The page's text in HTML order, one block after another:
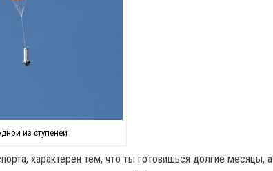
из ступеней
характерен тем, что ты готовишься долгие месяцы, а